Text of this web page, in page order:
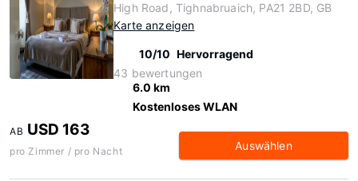
High Road, Tighnabruaich, PA21 2BD, GB
Karte anzeigen
10/10 Hervorragend
43 bewertungen
6.0 km
Kostenloses WLAN
AB USD 163
pro Zimmer / pro Nacht Auswählen